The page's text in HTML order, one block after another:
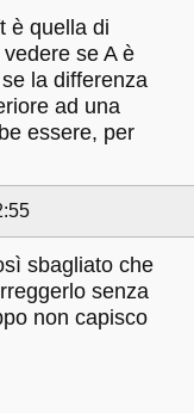
è quella di
se A è
la differenza
ad una
essere, per
sbagliato che
senza
non capisco